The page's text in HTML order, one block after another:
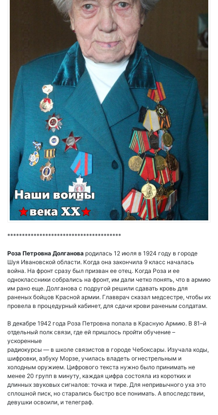
***************************************
Роза Петровна Долганова родилась 12 июля в 1924 году в городе
Шуя Ивановской области. Когда она закончила 9 класс началась
война. На фронт сразу был призван ее отец. Когда Роза и ее
одноклассники собрались на фронт, им дали четко понять, что в армию
им рано еще. Долганова с подругой решили сдавать кровь для
раненых бойцов Красной армии. Главврач сказал медсестре, чтобы их
провела в процедурный кабинет, для сдачи крови раненым солдатам.
В декабре 1942 года Роза Петровна попала в Красную Армию. В 81–й
отдельный полк связи, где ей пришлось пройти обучение –
ускоренные
радиокурсы — в школе связистов в городе Чебоксары. Изучала коды,
шифровки, азбуку Морзе, училась владеть огнестрельным и
холодным оружием. Цифрового текста нужно было принимать не
менее 20 групп в минуту, каждая цифра состояла из коротких и
длинных звуковых сигналов: точка и тире. Для непривычного уха это
сплошной писк, но старались быстро все понимать. А впоследствии,
девушки освоили, и телеграф.